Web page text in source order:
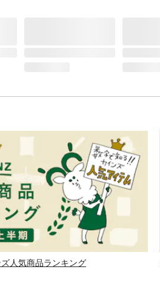
人気商品ランキング